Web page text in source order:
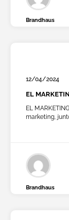
Brandhaus
12/04/2024
EL
EL
marketing,
Brandhaus